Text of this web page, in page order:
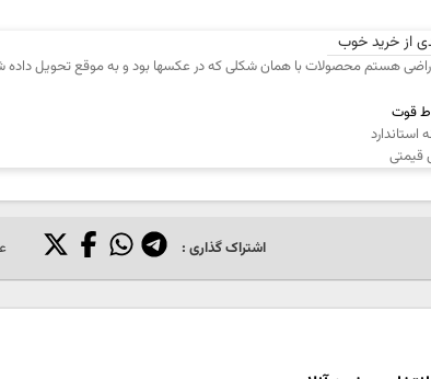
بد
بد
نقاط قوت
از خرید خوب
راضی هستم محصولات با همان شکلی که در عکسها بود و به موقع تحویل داده
قوت
استاندارد
قیمتی
اشتراک گذاری :